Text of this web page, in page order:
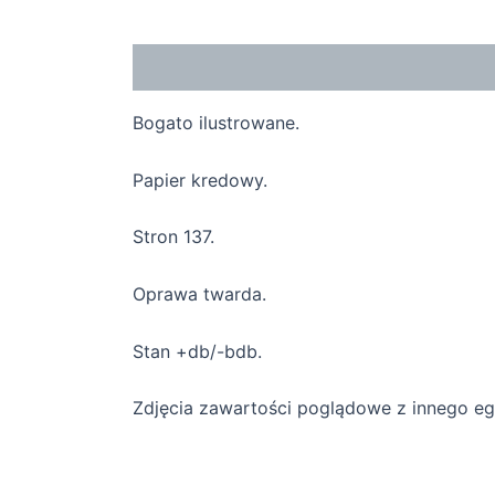
Bogato ilustrowane.
Papier kredowy.
Stron 137.
Oprawa twarda.
Stan +db/-bdb.
Zdjęcia zawartości poglądowe z innego